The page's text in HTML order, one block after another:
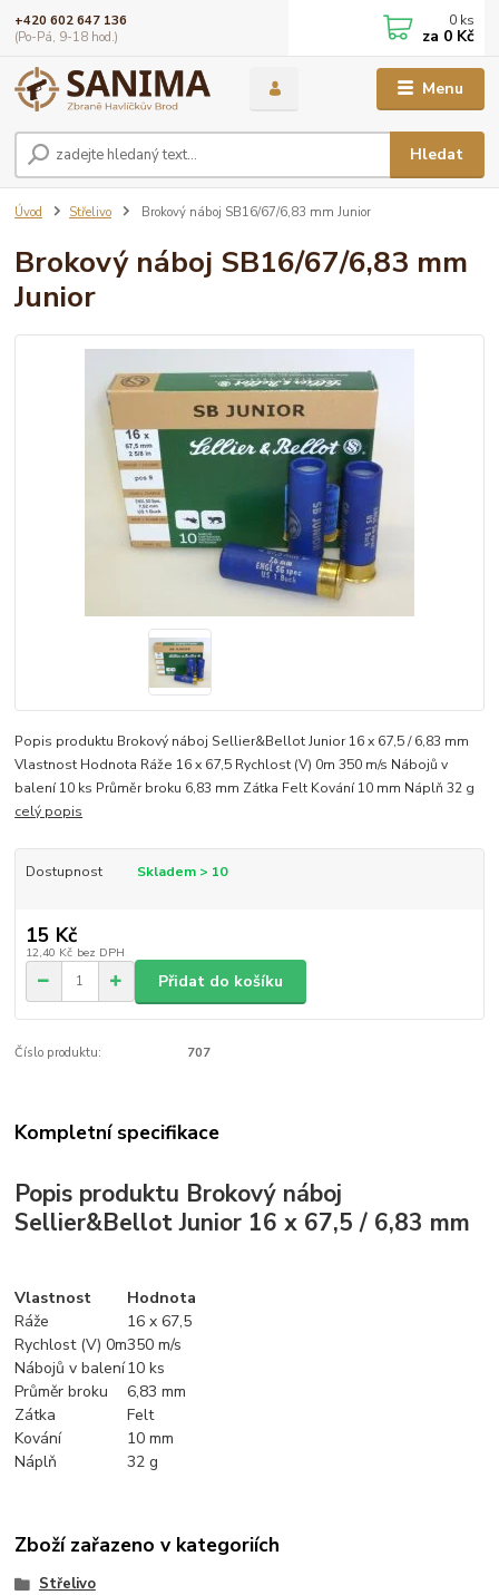
Menu
Hledat
+420 602 647 136
(Po-Pá, 9-18 hod.)
0 ks
za 0 Kč
Úvod Střelivo Brokový náboj SB16/67/6,83 mm Junior
Brokový náboj SB16/67/6,83 mm
Junior
Popis produktu Brokový náboj Sellier&Bellot Junior 16 x 67,5 / 6,83 mm
Vlastnost Hodnota Ráže 16 x 67,5 Rychlost (V) 0m 350 m/s Nábojů v
balení 10 ks Průměr broku 6,83 mm Zátka Felt Kování 10 mm Náplň 32 g
celý popis
Dostupnost Skladem > 10
15 Kč
12,40 Kč bez DPH
Přidat do košíku
Číslo produktu: 707
Kompletní specifikace
Popis produktu Brokový náboj
Sellier&Bellot Junior 16 x 67,5 / 6,83 mm
Vlastnost
Hodnota
Ráže
16 x 67,5
Rychlost (V) 0m350 m/s
Nábojů v balení10 ks
Průměr broku
6,83 mm
Zátka
Felt
Kování
10 mm
Náplň
32 g
Zboží zařazeno v kategoriích
Střelivo